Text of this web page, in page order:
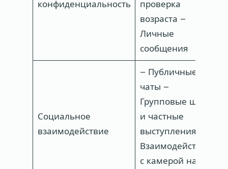
конфиденциальность
проверка
возраста –
Личные
сообщения
Социальное
взаимодействие
– Публичные
чаты –
Групповые шоу
и частные
выступления –
Взаимодействие
с камерой на